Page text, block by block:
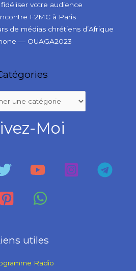
votre audience
F2MC à Paris
de médias chrétiens d’Afrique
— OUAGA2023
Moi
utiles
Radio